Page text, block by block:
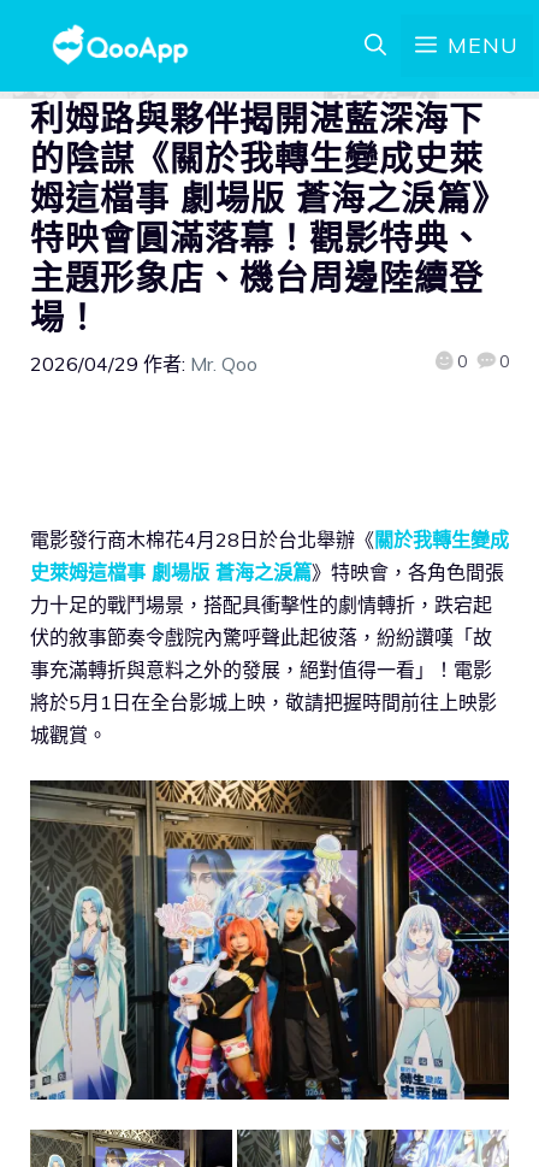
MENU
利姆路與夥伴揭開湛藍深海下
的陰謀《關於我轉生變成史萊
姆這檔事 劇場版 蒼海之淚篇》
特映會圓滿落幕！觀影特典、
主題形象店、機台周邊陸續登
場！
2026/04/29 作者: Mr. Qoo 0 0
電影發行商木棉花4月28日於台北舉辦《關於我轉生變成
史萊姆這檔事 劇場版 蒼海之淚篇》特映會，各角色間張
力十足的戰鬥場景，搭配具衝擊性的劇情轉折，跌宕起
伏的敘事節奏令戲院內驚呼聲此起彼落，紛紛讚嘆「故
事充滿轉折與意料之外的發展，絕對值得一看」！電影
將於5月1日在全台影城上映，敬請把握時間前往上映影
城觀賞。